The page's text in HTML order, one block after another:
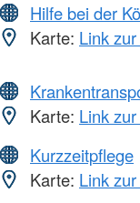
Hilfe bei der
Karte: Link
Karte: Link
Kurzzeitpflege
Karte: Link